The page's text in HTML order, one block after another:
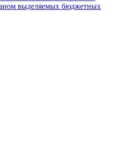
выделяемых бюджетных